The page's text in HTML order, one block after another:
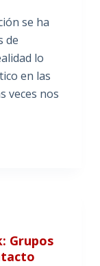
se ha
de
lo
en las
veces nos
Grupos